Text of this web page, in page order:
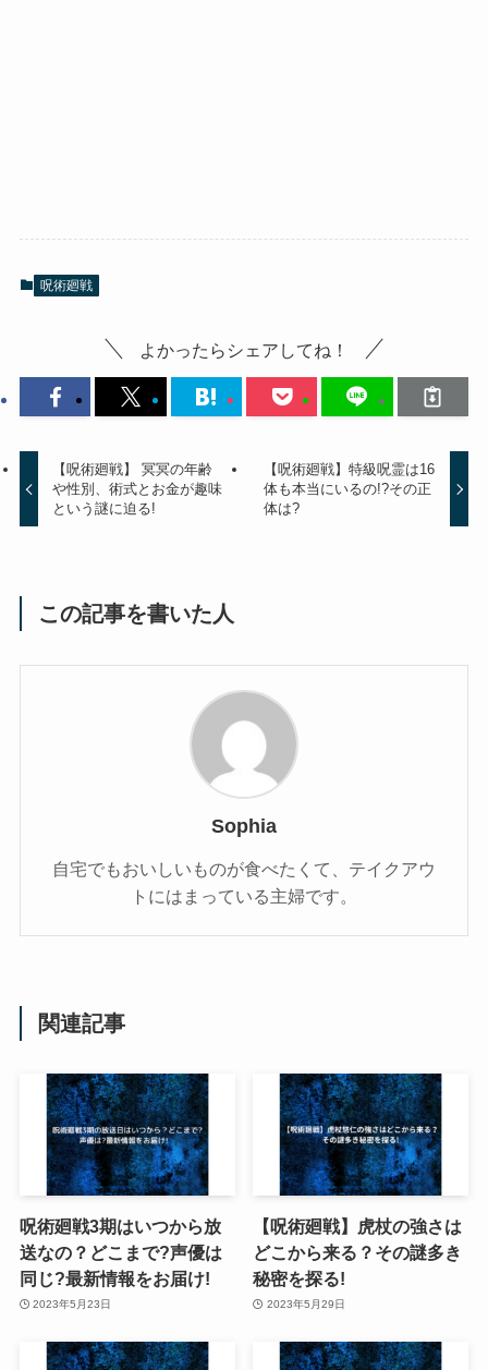
呪術廻戦
よかったらシェアしてね！
【呪術廻戦】 冥冥の年齢
や性別、術式とお金が趣味
という謎に迫る!
【呪術廻戦】特級呪霊は16
体も本当にいるの!?その正
体は?
この記事を書いた人
Sophia
自宅でもおいしいものが食べたくて、テイクアウ
トにはまっている主婦です。
関連記事
呪術廻戦3期はいつから放
送なの？どこまで?声優は
同じ?最新情報をお届け!
2023年5月23日
【呪術廻戦】虎杖の強さは
どこから来る？その謎多き
秘密を探る!
2023年5月29日